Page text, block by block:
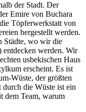
der Stadt. Der
Emire von Buchara
Töpferwerkstatt von
hergestellt werden.
Städte, wo wir die
entdecken werden. Wir
usbekischen Haus
erscheint. Es ist
Wüste, der größten
die Wüste ist ein
dem Team, warum